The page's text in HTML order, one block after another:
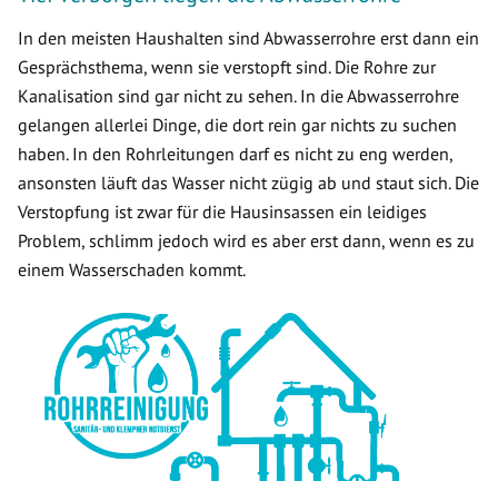
In den meisten Haushalten sind Abwasserrohre erst dann ein
Gesprächsthema, wenn sie verstopft sind. Die Rohre zur
Kanalisation sind gar nicht zu sehen. In die Abwasserrohre
gelangen allerlei Dinge, die dort rein gar nichts zu suchen
haben. In den Rohrleitungen darf es nicht zu eng werden,
ansonsten läuft das Wasser nicht zügig ab und staut sich. Die
Verstopfung ist zwar für die Hausinsassen ein leidiges
Problem, schlimm jedoch wird es aber erst dann, wenn es zu
einem Wasserschaden kommt.